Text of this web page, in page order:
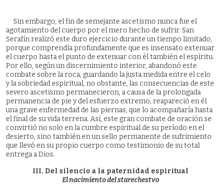
Sin embargo, el fin de semejante ascetismo nunca fue el
agotamiento del cuerpo por el mero hecho de sufrir. San
Serafín realizó este duro ejercicio durante un tiempo limitado,
porque comprendía profundamente que es insensato extenuar
el cuerpo hasta el punto de extenuar con él también el espíritu.
Por ello, según un discernimiento interior, abandonó este
combate sobre la roca, guardando la justa medida entre el celo
y la sobriedad espiritual, no obstante, las consecuencias de este
severo ascetismo permanecieron, a causa de la prolongada
permanencia de pie y del esfuerzo extremo, reapareció en él
una grave enfermedad de las piernas, que lo acompañaría hasta
el final de su vida terrena. Así, este gran combate de oración se
convirtió no solo en la cumbre espiritual de su período en el
desierto, sino también en un sello permanente de sufrimiento
que llevó en su propio cuerpo como testimonio de su total
entrega a Dios.
III. Del silencio a la paternidad espiritual
El nacimiento del starechestvo